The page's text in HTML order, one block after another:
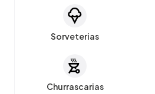
Sorveterias
Churrascarias